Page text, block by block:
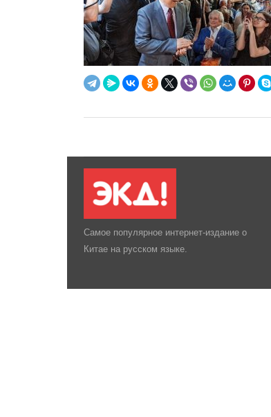
Самое популярное интернет-издание о
Китае на русском языке.